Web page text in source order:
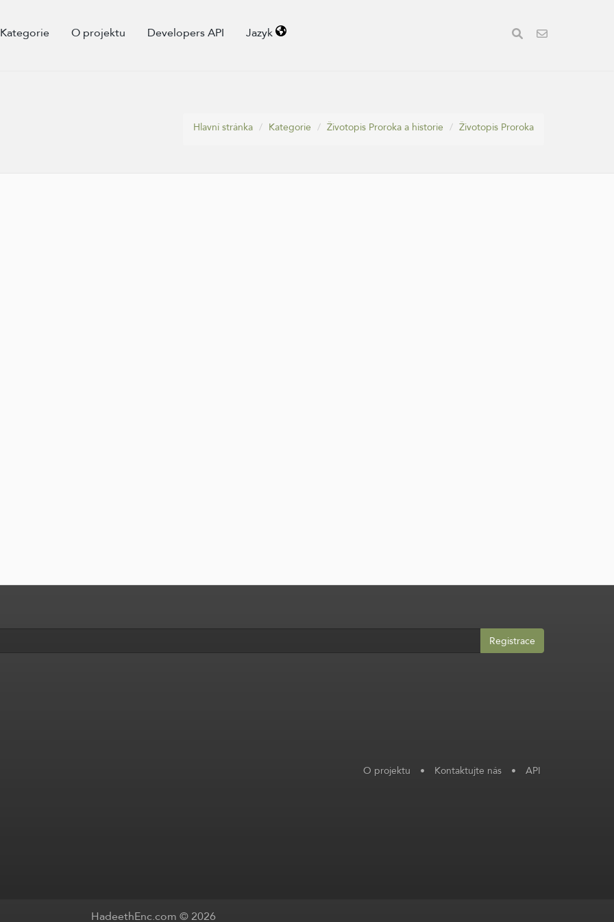
Kategorie O projektu Developers API Jazyk
Hlavní stránka
Kategorie Životopis Proroka a historie Životopis Proroka
Registrace
O projektu • Kontaktujte nás • API
HadeethEnc.com © 2026